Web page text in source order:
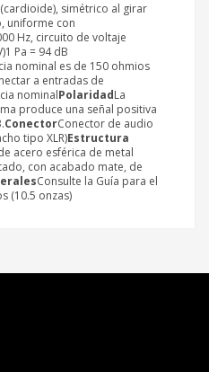
simétrico al girar
uniforme con
Hz, circuito de voltaje
Pa = 94 dB
nominal es de 150 ohmios
a entradas de
nominalPolaridadLa
produce una señal positiva
ConectorConector de audio
tipo XLR)Estructura
acero esférica de metal
con acabado mate, de
Consulte la Guía para el
(10.5 onzas)